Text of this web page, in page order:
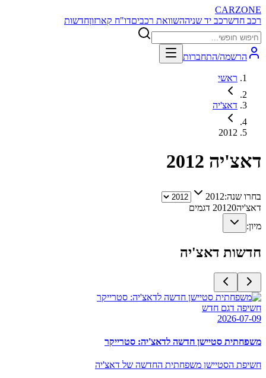
CARZONE
רכב חדשרכב יד שניההשוואת רכביםדו"ח קארזוןחדשות
הרשמה/התחברות
ראשי
דאצ'יה
2012
דאצ'יה 2012
בחרו שנה:2012
דאצ'יה 20120
דגמים
מיון:
חדשות דאצ'יה
חשיפה דגם חדש
2026-07-09
משפחתית סטיישן חדשה לדאצ'יה: סטרייקר
חשיפת הסטיישן משפחתית החדשה של דאצ'יה